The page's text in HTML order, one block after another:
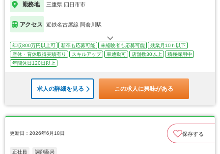
勤務地 三重県 四日市市
アクセス 近鉄名古屋線 阿倉川駅
年収800万円以上可 新卒も応募可能 未経験者も応募可能
残業月10ｈ以下
産休・育休取得実績有り
スキルアップ 車通勤可 店舗数30以上
積極採用中
年間休日120日以上
求人の詳細を見る この求人に興味がある
更新日：2026年6月18日 保存する
正社員 調剤薬局